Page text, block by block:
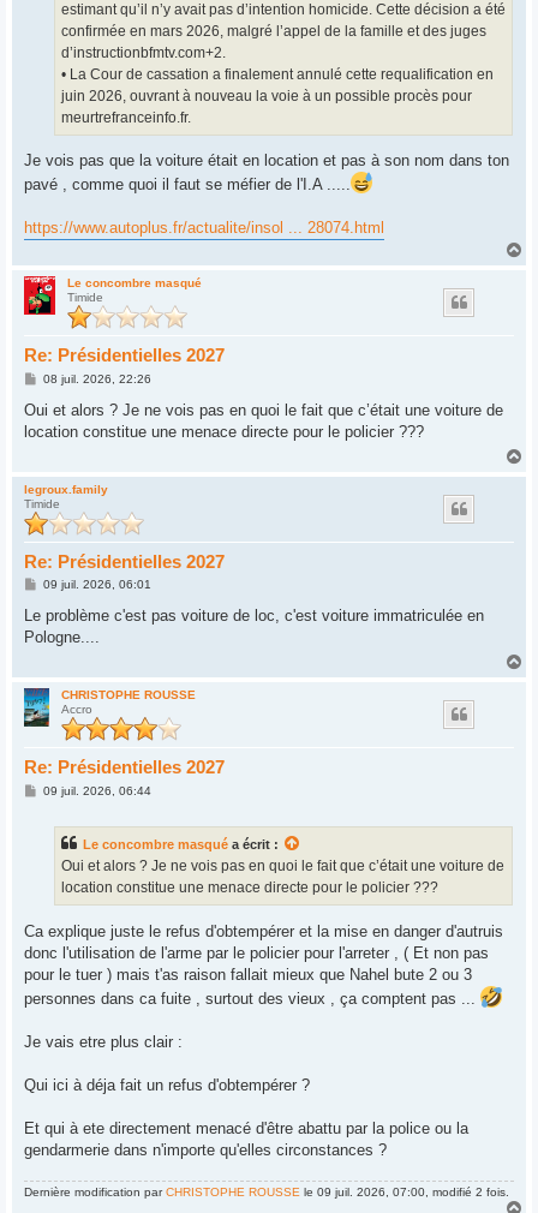
estimant qu’il n’y avait pas d’intention homicide. Cette décision a été
confirmée en mars 2026, malgré l’appel de la famille et des juges
d’instructionbfmtv.com+2.
• La Cour de cassation a finalement annulé cette requalification en
juin 2026, ouvrant à nouveau la voie à un possible procès pour
meurtrefranceinfo.fr.
Je vois pas que la voiture était en location et pas à son nom dans ton
pavé , comme quoi il faut se méfier de l'I.A .....
https://www.autoplus.fr/actualite/insol ... 28074.html
a
Le concombre masqué
Timide
Re: Présidentielles 2027
M
s
a
08 juil. 2026, 22:26
Oui et alors ? Je ne vois pas en quoi le fait que c’était une voiture de
location constitue une menace directe pour le policier ???
legroux.family
Timide
Re: Présidentielles 2027
M
s
a
09 juil. 2026, 06:01
Le problème c'est pas voiture de loc, c'est voiture immatriculée en
Pologne....
a
CHRISTOPHE ROUSSE
Accro
Re: Présidentielles 2027
M09 juil. 2026, 06:44
Le concombre masqué a écrit :
Oui et alors ? Je ne vois pas en quoi le fait que c’était une voiture de
location constitue une menace directe pour le policier ???
Ca explique juste le refus d'obtempérer et la mise en danger d'autruis
donc l'utilisation de l'arme par le policier pour l'arreter , ( Et non pas
pour le tuer ) mais t'as raison fallait mieux que Nahel bute 2 ou 3
personnes dans ca fuite , surtout des vieux , ça comptent pas ...
Je vais etre plus clair :
Qui ici à déja fait un refus d'obtempérer ?
Et qui à ete directement menacé d'être abattu par la police ou la
gendarmerie dans n'importe qu'elles circonstances ?
Dernière modification parCHRISTOPHE ROUSSE le 09 juil. 2026, 07:00, modifié 2 fois.